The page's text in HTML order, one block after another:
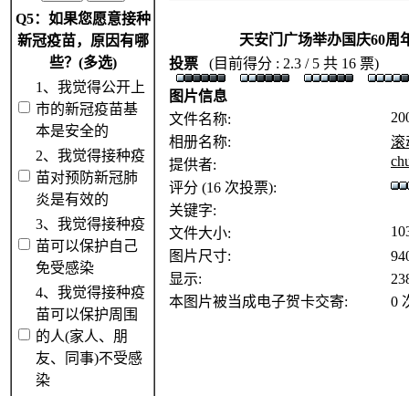
Q5：如果您愿意接种
新冠疫苗，原因有哪
些？(多选)
1、我觉得公开上
市的新冠疫苗基
本是安全的
2、我觉得接种疫
苗对预防新冠肺
炎是有效的
3、我觉得接种疫
苗可以保护自己
免受感染
4、我觉得接种疫
苗可以保护周围
的人(家人、朋
友、同事)不受感
染
天安门广场举办国庆60周
投票
(目前得分 : 2.3 / 5 共 16 票)
图片信息
文件名称:
相册名称:
滚
提供者:
评分 (16 次投票):
关键字:
文件大小:
图片尺寸:
显示:
本图片被当成电子贺卡交寄:
0